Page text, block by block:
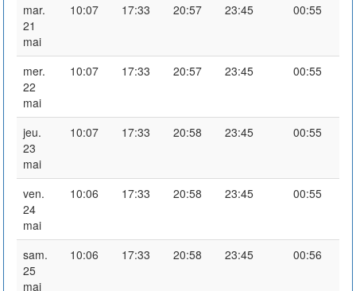
mar.
21
mai
10:07 17:33 20:57 23:45 00:55
mer.
22
mai
10:07 17:33 20:57 23:45 00:55
jeu.
23
mai
10:07 17:33 20:58 23:45 00:55
ven.
24
mai
10:06 17:33 20:58 23:45 00:55
sam.
25
mai
10:06 17:33 20:58 23:45 00:56